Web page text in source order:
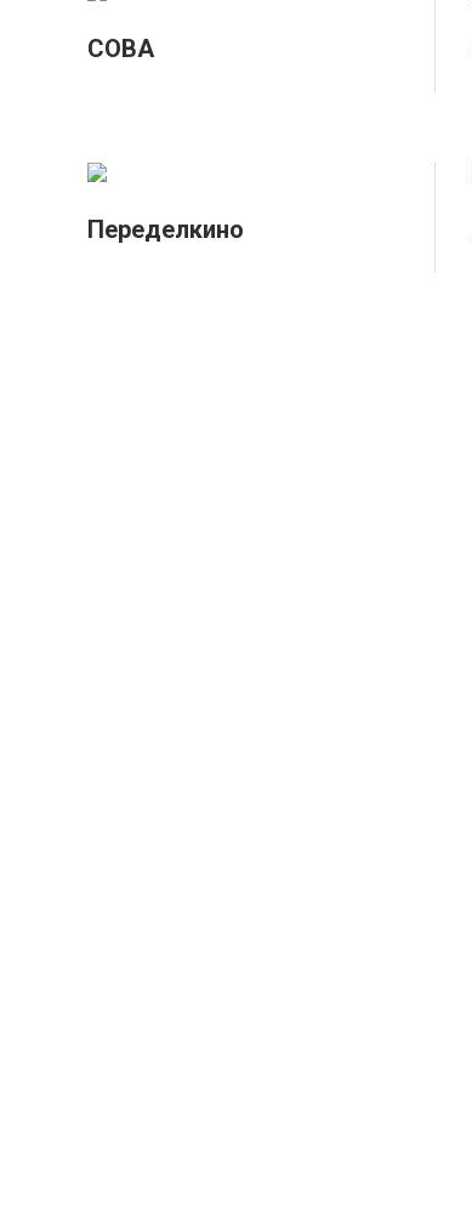
СОВА
Переделкино